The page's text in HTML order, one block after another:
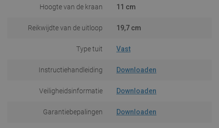
Hoogte van de kraan 11 cm
Reikwijdte van de uitloop 19,7 cm
Type tuit Vast
Instructiehandleiding Downloaden
Veiligheidsinformatie Downloaden
Garantiebepalingen Downloaden